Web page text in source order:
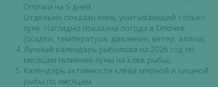
Опочки на 5 дней.
Отдельно показан клёв, учитывающий только
луну. Наглядно показана погода в Опочке
(осадки, температура, давление, ветер, волна).
Лунный календарь рыболова на 2026 год по
месяцам (влияние луны на клёв рыбы).
Календарь активности клёва мирной и хищной
рыбы по месяцам.